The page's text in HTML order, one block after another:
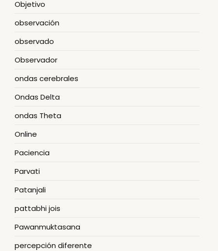
Objetivo
observación
observado
Observador
ondas cerebrales
Ondas Delta
ondas Theta
Online
Paciencia
Parvati
Patanjali
pattabhi jois
Pawanmuktasana
percepción diferente